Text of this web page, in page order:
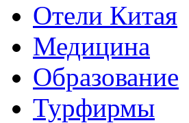
Отели Китая
Медицина
Образование
Турфирмы